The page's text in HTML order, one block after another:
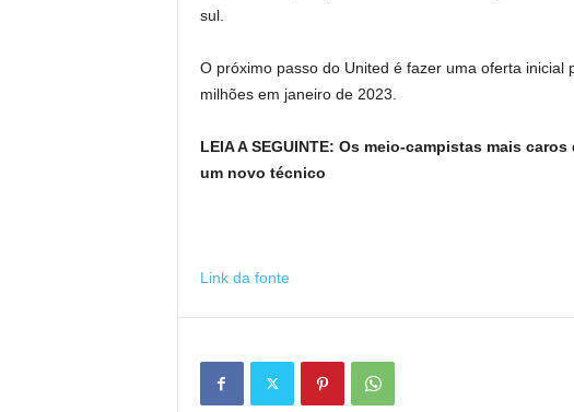
sul.
O próximo passo do United é fazer uma oferta inicial
milhões em janeiro de 2023.
LEIA A SEGUINTE: Os meio-campistas mais
um novo técnico
Link da fonte